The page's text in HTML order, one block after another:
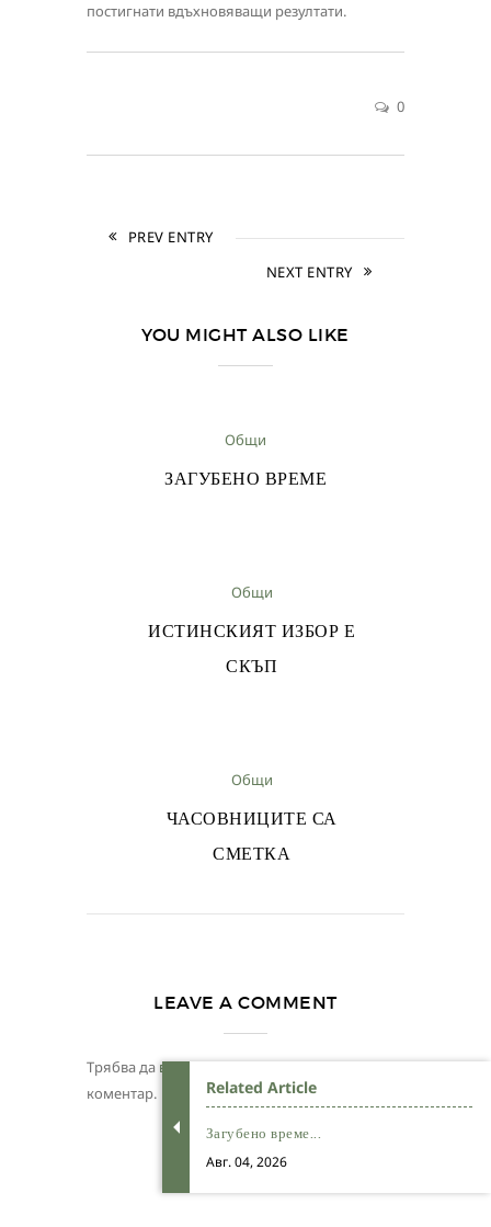
постигнати вдъхновяващи резултати.
0
PREV ENTRY
NEXT ENTRY
Related Article
Загубено време...
Авг. 04, 2026
YOU MIGHT ALSO LIKE
Общи
ЗАГУБЕНО ВРЕМЕ
Общи
ИСТИНСКИЯТ ИЗБОР Е
СКЪП
Общи
ЧАСОВНИЦИТЕ СА
СМЕТКА
LEAVE A COMMENT
Трябва да влезете, за да публикувате
коментар.